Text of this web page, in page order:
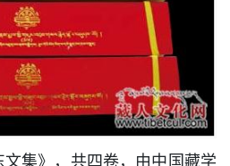
集》，共四卷，由中国藏学